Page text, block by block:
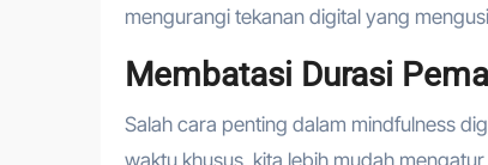
mengurangi tekanan digital yang
Membatasi Durasi
Salah cara penting dalam mindfulness
waktu khusus, kita lebih mudah